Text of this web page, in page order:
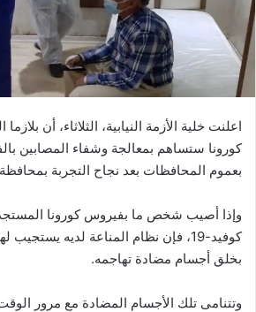
اعلنت خلية الأزمة النيابية، الثلاثاء، أن
كورونا ستساهم بمعالجة وشفاء المصابين
بعموم المحافظات بعد نجاح التجربة
وإذا أصيب شخص ما بفيروس كورونا
كوفيد-19، فإن نظام المناعة لديه
بخلق أجسام مضادة تهاجمه.
وتتنامى تلك الأجسام المضادة مع مرور